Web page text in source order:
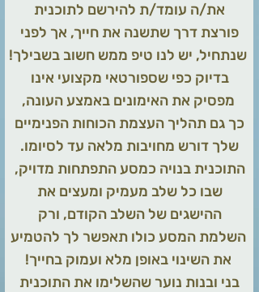
את/ה עומד/ת להירשם לתוכנית
פורצת דרך שתשנה את חייך, אך לפני
בדיוק כפי שספורטאי מקצועי אינו
כך גם תהליך העצמת הכוחות הפנימיים
שלך דורש מחויבות מלאה עד לסיומו.
התוכנית בנויה כמסע התפתחות מדויק,
שבו כל שלב מעמיק ומעצים את
ההישגים של השלב הקודם, ורק
השלמת המסע כולו תאפשר לך להטמיע
בני ובנות נוער שהשלימו את התוכנית